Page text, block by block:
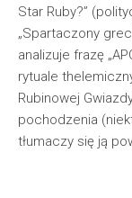
Star Ruby?”
„Spartaczony
analizuje frazę
rytuale
Rubinowej
pochodzenia
tłumaczy się ją